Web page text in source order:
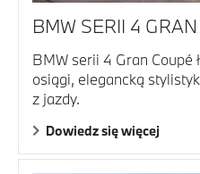
BMW SERII 4
BMW serii 4 Gran Coupé
osiągi, elegancką
z jazdy.
Dowiedz się więcej